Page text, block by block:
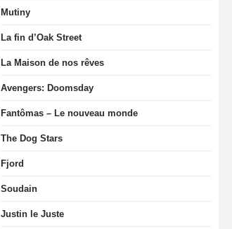
Mutiny
La fin d’Oak Street
La Maison de nos rêves
Avengers: Doomsday
Fantômas – Le nouveau monde
The Dog Stars
Fjord
Soudain
Justin le Juste